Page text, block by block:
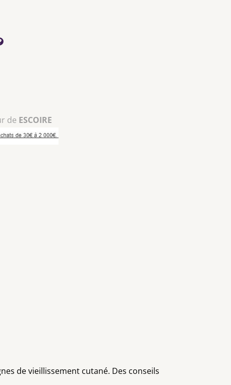
de ESCOIRE
de vieillissement cutané. Des conseils